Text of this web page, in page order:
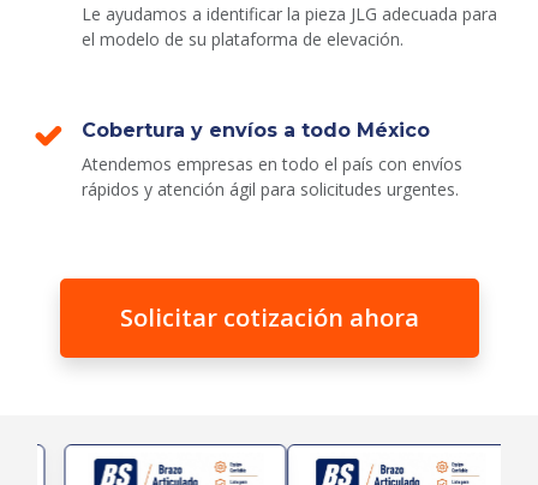
Le ayudamos a identificar la pieza JLG adecuada para
el modelo de su plataforma de elevación.
Cobertura y envíos a todo México
Atendemos empresas en todo el país con envíos
rápidos y atención ágil para solicitudes urgentes.
Solicitar cotización ahora